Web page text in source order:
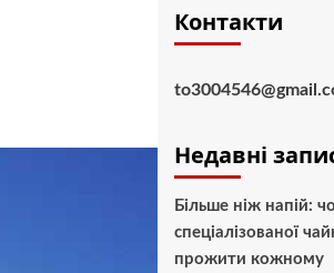
Контакти
Недавні
Більше ніж напій:
спеціалізованої
прожити кожному